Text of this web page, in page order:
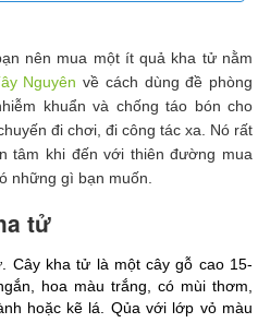
nên mua một ít quả kha tử nằm
Nguyên về cách dùng đề phòng
khuẩn và chống táo bón cho
đi chơi, đi công tác xa. Nó rất
tâm khi đến với thiên đường mua
những gì bạn muốn.
tử
Cây kha tử là một cây gỗ cao 15-
hoa màu trắng, có mùi thơm,
hoặc kẽ lá. Qủa với lớp vỏ màu